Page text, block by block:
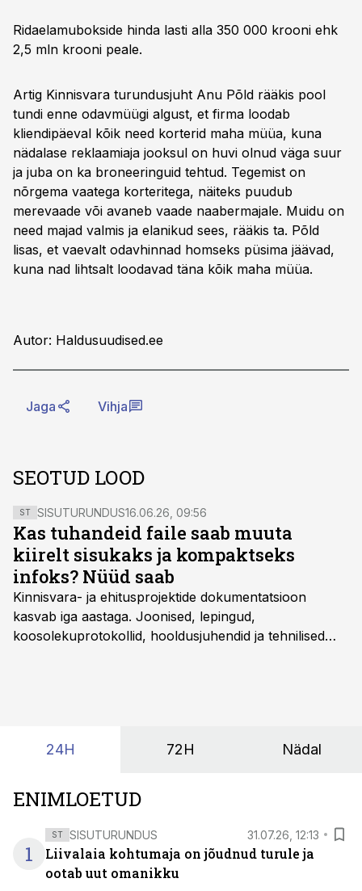
Ridaelamubokside hinda lasti alla 350 000 krooni ehk
2,5 mln krooni peale.
Artig Kinnisvara turundusjuht Anu Põld rääkis pool
tundi enne odavmüügi algust, et firma loodab
kliendipäeval kõik need korterid maha müüa, kuna
nädalase reklaamiaja jooksul on huvi olnud väga suur
ja juba on ka broneeringuid tehtud. Tegemist on
nõrgema vaatega korteritega, näiteks puudub
merevaade või avaneb vaade naabermajale. Muidu on
need majad valmis ja elanikud sees, rääkis ta. Põld
lisas, et vaevalt odavhinnad homseks püsima jäävad,
kuna nad lihtsalt loodavad täna kõik maha müüa.
Autor: Haldusuudised.ee
Jaga Vihja
SEOTUD LOOD
ST SISUTURUNDUS16.06.26, 09:56
Kas tuhandeid faile saab muuta
kiirelt sisukaks ja kompaktseks
infoks? Nüüd saab
Kinnisvara- ja ehitusprojektide dokumentatsioon
kasvab iga aastaga. Joonised, lepingud,
koosolekuprotokollid, hooldusjuhendid ja tehnilised
24H 72H Nädal
ENIMLOETUD
1
ST SISUTURUNDUS 31.07.26, 12:13
Liivalaia kohtumaja on jõudnud turule ja
ootab uut omanikku